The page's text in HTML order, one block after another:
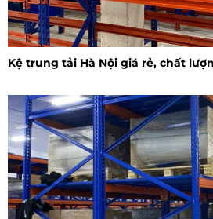
Kệ trung tải Hà Nội giá rẻ, chất